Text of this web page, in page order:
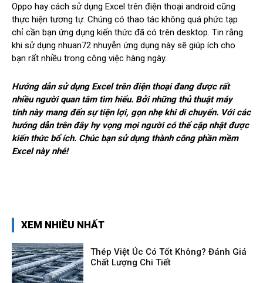
Oppo hay cách sử dụng Excel trên điện thoại android cũng
thực hiện tương tự. Chúng có thao tác không quá phức tạp
chỉ cần bạn ứng dụng kiến thức đã có trên desktop. Tin rằng
khi sử dụng nhuan72 nhuyễn ứng dụng này sẽ giúp ích cho
bạn rất nhiều trong công việc hàng ngày.
Hướng dẫn sử dụng Excel trên điện thoại đang được rất
nhiều người quan tâm tìm hiểu. Bởi những thủ thuật máy
tính này mang đến sự tiện lợi, gọn nhẹ khi di chuyển. Với các
hướng dẫn trên đây hy vọng mọi người có thể cập nhật được
kiến thức bổ ích. Chúc bạn sử dụng thành công phần mềm
Excel này nhé!
XEM NHIỀU NHẤT
Thép Việt Úc Có Tốt Không? Đánh Giá
Chất Lượng Chi Tiết